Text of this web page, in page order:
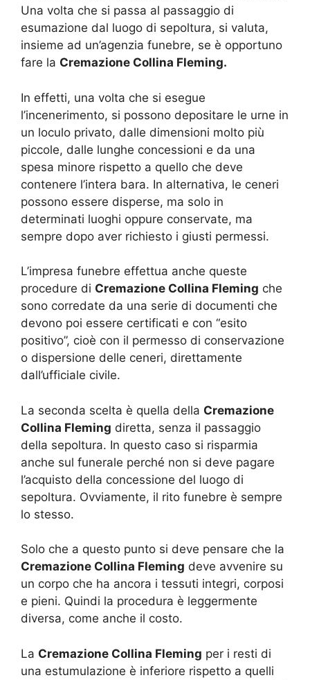
Una volta che si passa al passaggio di
esumazione dal luogo di sepoltura, si valuta,
insieme ad un’agenzia funebre, se è opportuno
fare la Cremazione Collina Fleming.
In effetti, una volta che si esegue
l’incenerimento, si possono depositare le urne in
un loculo privato, dalle dimensioni molto più
piccole, dalle lunghe concessioni e da una
spesa minore rispetto a quello che deve
contenere l’intera bara. In alternativa, le ceneri
possono essere disperse, ma solo in
determinati luoghi oppure conservate, ma
sempre dopo aver richiesto i giusti permessi.
L’impresa funebre effettua anche queste
procedure di Cremazione Collina Fleming che
sono corredate da una serie di documenti che
devono poi essere certificati e con “esito
positivo”, cioè con il permesso di conservazione
o dispersione delle ceneri, direttamente
dall’ufficiale civile.
La seconda scelta è quella della Cremazione
Collina Fleming diretta, senza il passaggio
della sepoltura. In questo caso si risparmia
anche sul funerale perché non si deve pagare
l’acquisto della concessione del luogo di
sepoltura. Ovviamente, il rito funebre è sempre
lo stesso.
Solo che a questo punto si deve pensare che la
Cremazione Collina Fleming deve avvenire su
un corpo che ha ancora i tessuti integri, corposi
e pieni. Quindi la procedura è leggermente
diversa, come anche il costo.
La Cremazione Collina Fleming per i resti di
una estumulazione è inferiore rispetto a quelli